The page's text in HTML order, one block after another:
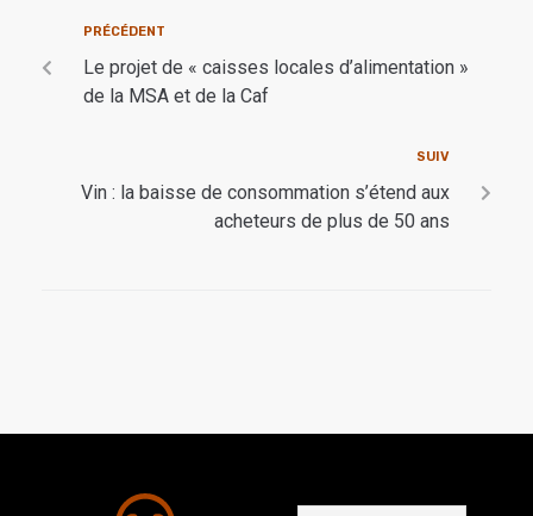
PRÉCÉDENT
Le projet de « caisses locales d’alimentation »
de la MSA et de la Caf
SUIV
Vin : la baisse de consommation s’étend aux
acheteurs de plus de 50 ans